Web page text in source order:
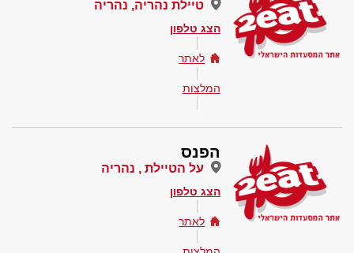
טיילת נהריה, נהריה
הצג טלפון
לאתר
המלצות
הפנס
על הטיילת , נהריה
הצג טלפון
לאתר